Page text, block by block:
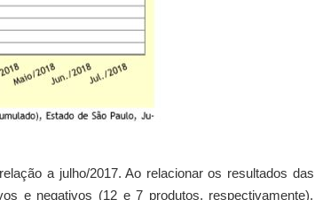
a julho/2017. Ao relacionar os resultados das
e negativos (12 e 7 produtos, respectivamente).